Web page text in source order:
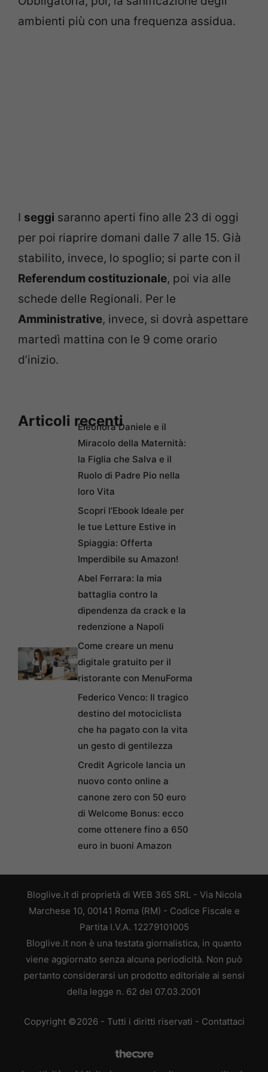
ambienti più con una frequenza assidua.
I seggi saranno aperti fino alle 23 di oggi
per poi riaprire domani dalle 7 alle 15. Già
stabilito, invece, lo spoglio; si parte con il
Referendum costituzionale, poi via alle
schede delle Regionali. Per le
Amministrative, invece, si dovrà aspettare
martedì mattina con le 9 come orario
d’inizio.
Articoli recentiEleonora Daniele e il
Miracolo della Maternità:
la Figlia che Salva e il
Ruolo di Padre Pio nella
loro Vita
Scopri l’Ebook Ideale per
le tue Letture Estive in
Spiaggia: Offerta
Imperdibile su Amazon!
Abel Ferrara: la mia
battaglia contro la
dipendenza da crack e la
redenzione a Napoli
Come creare un menu
digitale gratuito per il
ristorante con MenuForma
Federico Venco: Il tragico
destino del motociclista
che ha pagato con la vita
un gesto di gentilezza
Credit Agricole lancia un
nuovo conto online a
canone zero con 50 euro
di Welcome Bonus: ecco
come ottenere fino a 650
euro in buoni Amazon
Bloglive.it di proprietà di WEB 365 SRL - Via Nicola
Marchese 10, 00141 Roma (RM) - Codice Fiscale e
Partita I.V.A. 12279101005
Bloglive.it non è una testata giornalistica, in quanto
viene aggiornato senza alcuna periodicità. Non può
pertanto considerarsi un prodotto editoriale ai sensi
della legge n. 62 del 07.03.2001
Copyright ©2026 - Tutti i diritti riservati - Contattaci